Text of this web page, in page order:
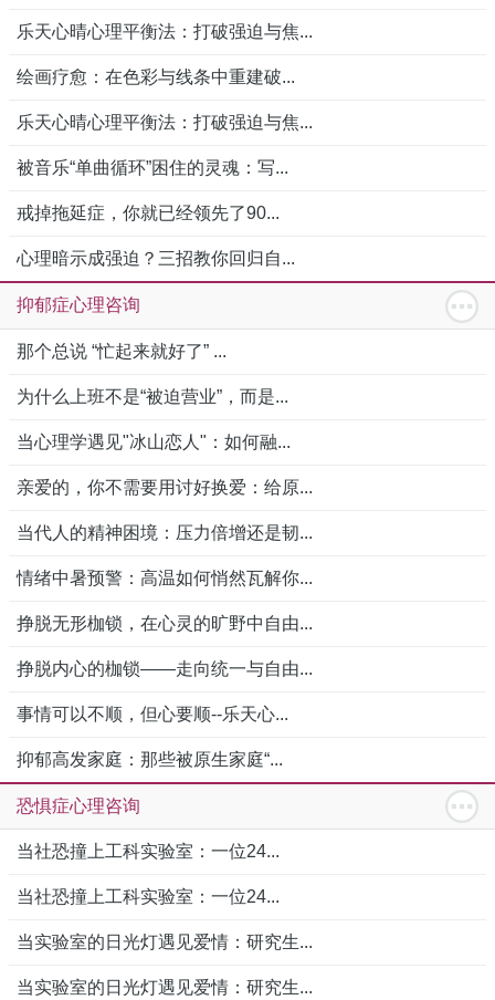
乐天心晴心理平衡法：打破强迫与焦...
绘画疗愈：在色彩与线条中重建破...
乐天心晴心理平衡法：打破强迫与焦...
被音乐“单曲循环”困住的灵魂：写...
戒掉拖延症，你就已经领先了90...
心理暗示成强迫？三招教你回归自...
抑郁症心理咨询
那个总说 “忙起来就好了” ...
为什么上班不是“被迫营业”，而是...
当心理学遇见"冰山恋人"：如何融...
亲爱的，你不需要用讨好换爱：给原...
当代人的精神困境：压力倍增还是韧...
情绪中暑预警：高温如何悄然瓦解你...
挣脱无形枷锁，在心灵的旷野中自由...
挣脱内心的枷锁——走向统一与自由...
事情可以不顺，但心要顺--乐天心...
抑郁高发家庭：那些被原生家庭“...
恐惧症心理咨询
当社恐撞上工科实验室：一位24...
当社恐撞上工科实验室：一位24...
当实验室的日光灯遇见爱情：研究生...
当实验室的日光灯遇见爱情：研究生...